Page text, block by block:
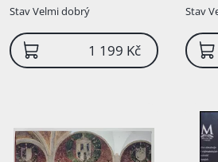
StavVelmi dobrý
1 199 Kč
Stav